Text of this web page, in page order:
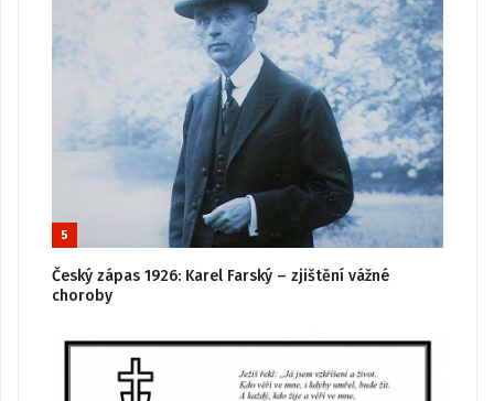
5
Český zápas 1926: Karel Farský – zjištění vážné
choroby